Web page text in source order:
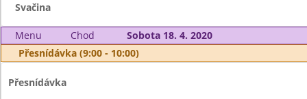
Svačina
Menu Chod
Sobota 18. 4. 2020
Přesnídávka (9:00 - 10:00)
Přesnídávka